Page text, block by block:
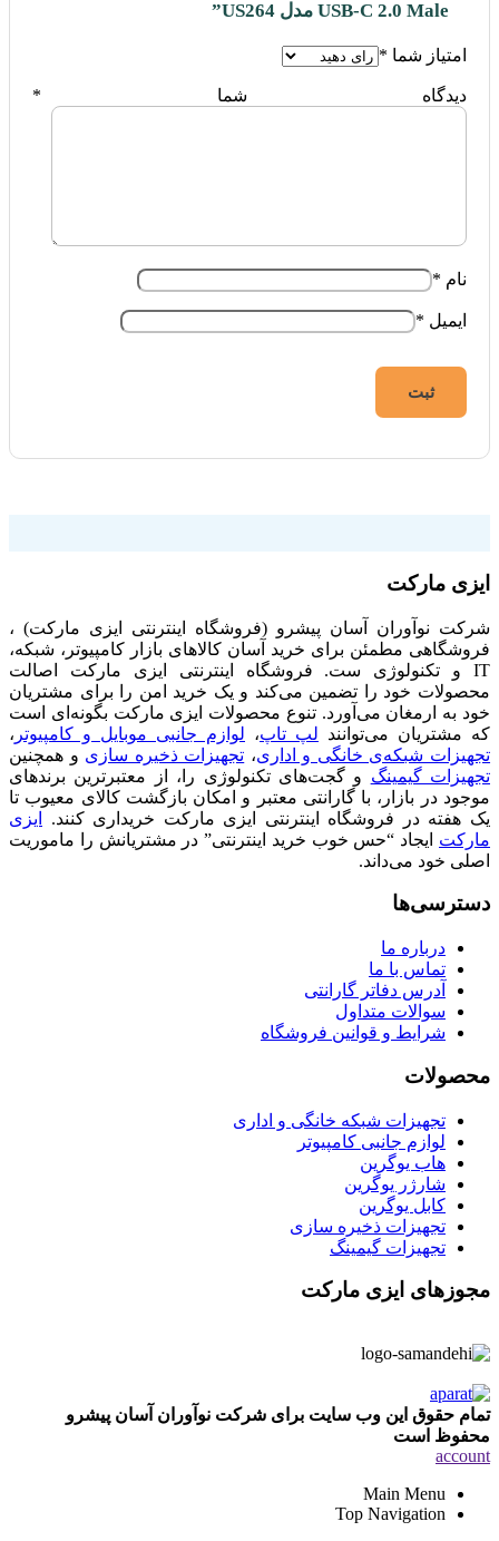
USB-C 2.0 Male مدل US264”
امتیاز شما *
دیدگاه شما *
نام *
ایمیل *
ایزی مارکت
شرکت نوآوران آسان پیشرو (فروشگاه اینترنتی ایزی مارکت) ،
فروشگاهی مطمئن برای خرید آسان کالاهای بازار کامپیوتر، شبکه،
IT و تکنولوژی ست. فروشگاه اینترنتی ایزی مارکت اصالت
محصولات خود را تضمین می‌کند و یک خرید امن را برای مشتریان
خود به ارمغان می‌آورد. تنوع محصولات ایزی مارکت بگونه‌ای است
که مشتریان می‌توانند لپ تاپ، لوازم جانبی موبایل و کامپیوتر ،
تجهیزات شبکه‌ی خانگی و اداری، تجهیزات ذخیره سازی و همچنین
تجهیزات گیمینگ و گجت‌های تکنولوژی را، از معتبرترین برندهای
موجود در بازار، با گارانتی معتبر و امکان بازگشت کالای معیوب تا
یک هفته در فروشگاه اینترنتی ایزی مارکت خریداری کنند.
ایزی
مارکت ایجاد “حس خوب خرید اینترنتی” در مشتریانش را ماموریت
اصلی خود می‌داند.
دسترسی‌ها
درباره ما
تماس با ما
آدرس دفاتر گارانتی
سوالات متداول
شرایط و قوانین فروشگاه
محصولات
تجهیزات شبکه خانگی و اداری
لوازم جانبی کامپیوتر
هاب یوگرین
شارژر یوگرین
کابل یوگرین
تجهیزات ذخیره سازی
تجهیزات گیمینگ
مجوزهای ایزی مارکت
تمام حقوق این وب سایت برای شرکت نوآوران آسان پیشرو
محفوظ است
account
Main Menu
Top Navigation